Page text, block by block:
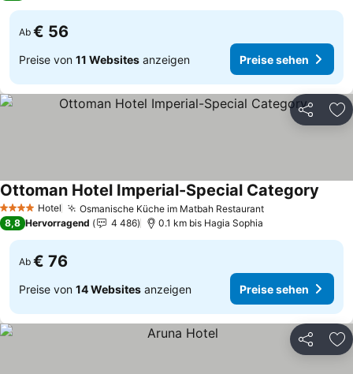
Ab € 56
Preise von 11 Websites anzeigen Preise sehen
Teilen
4 Sterne Hotel Osmanische Küche im Matbah RestaurantPreise sehen
Ottoman Hotel Imperial-Special Category
8,8 Hervorragend 4 486 0.1 km bis Hagia Sophia
Ab € 76
Preise von 14 Websites anzeigen Preise sehen
Teilen